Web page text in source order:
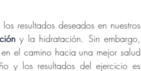
resultados deseados en nuestros
y la hidratación. Sin embargo,
el camino hacia una mejor salud
y los resultados del ejercicio es